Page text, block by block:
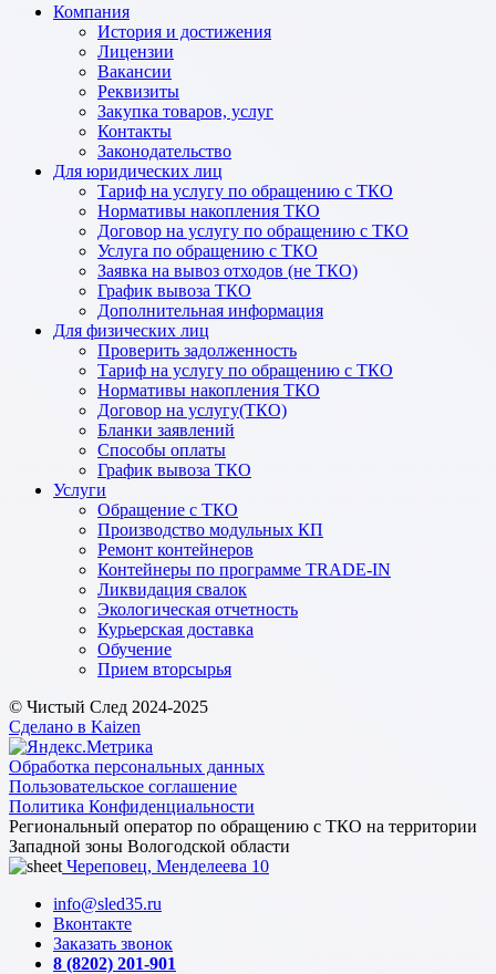
Компания
История и достижения
Лицензии
Вакансии
Реквизиты
Закупка товаров, услуг
Контакты
Законодательство
Для юридических лиц
Тариф на услугу по обращению с ТКО
Нормативы накопления ТКО
Договор на услугу по обращению с ТКО
Услуга по обращению с ТКО
Заявка на вывоз отходов (не ТКО)
График вывоза ТКО
Дополнительная информация
Для физических лиц
Проверить задолженность
Тариф на услугу по обращению с ТКО
Нормативы накопления ТКО
Договор на услугу(ТКО)
Бланки заявлений
Способы оплаты
График вывоза ТКО
Услуги
Обращение с ТКО
Производство модульных КП
Ремонт контейнеров
Контейнеры по программе TRADE-IN
Ликвидация свалок
Экологическая отчетность
Курьерская доставка
Обучение
Прием вторсырья
© Чистый След 2024-2025
Сделано в Kaizen
Обработка персональных данных
Пользовательское соглашение
Политика Конфиденциальности
Региональный оператор по обращению с ТКО на территории
Западной зоны Вологодской области
Череповец, Менделеева 10
info@sled35.ru
Вконтакте
Заказать звонок
8 (8202) 201-901